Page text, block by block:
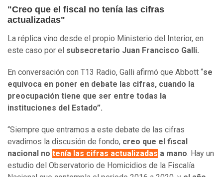
"Creo que el fiscal no tenía las cifras
actualizadas"
La réplica vino desde el propio Ministerio del Interior, en
este caso por el subsecretario Juan Francisco Galli.
En conversación con T13 Radio, Galli afirmó que Abbott “se
equivoca en poner en debate las cifras, cuando la
preocupación tiene que ser entre todas la
instituciones del Estado”.
“Siempre que entramos a este debate de las cifras
evadimos la discusión de fondo, creo que el fiscal
nacional no tenía las cifras actualizadas a mano. Hay un
estudio del Observatorio de Homicidios de la Fiscalía